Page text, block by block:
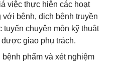
việc thực hiện các hoạt
bệnh, dịch bệnh truyền
chuyên môn kỹ thuật
giao phụ trách.
phẩm và xét nghiệm